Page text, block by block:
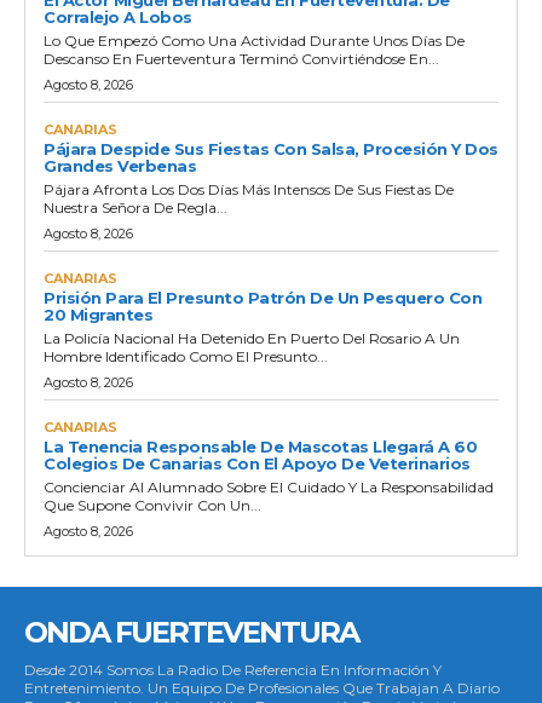
Corralejo A Lobos
Lo Que Empezó Como Una Actividad Durante Unos Días De
Descanso En Fuerteventura Terminó Convirtiéndose En...
Agosto 8, 2026
CANARIAS
Pájara Despide Sus Fiestas Con Salsa, Procesión Y Dos
Grandes Verbenas
Pájara Afronta Los Dos Días Más Intensos De Sus Fiestas De
Nuestra Señora De Regla...
Agosto 8, 2026
CANARIAS
Prisión Para El Presunto Patrón De Un Pesquero Con
20 Migrantes
La Policía Nacional Ha Detenido En Puerto Del Rosario A Un
Hombre Identificado Como El Presunto...
Agosto 8, 2026
CANARIAS
La Tenencia Responsable De Mascotas Llegará A 60
Colegios De Canarias Con El Apoyo De Veterinarios
Concienciar Al Alumnado Sobre El Cuidado Y La Responsabilidad
Que Supone Convivir Con Un...
Agosto 8, 2026
ONDA FUERTEVENTURA
Desde 2014 Somos La Radio De Referencia En Información Y
Entretenimiento. Un Equipo De Profesionales Que Trabajan A Diario